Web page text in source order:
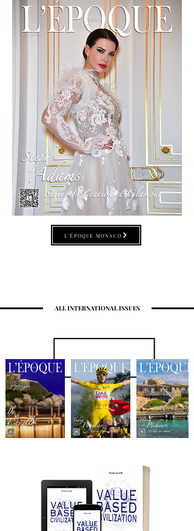
L'ÉPOQUE MONACO
ALL INTERNATIONAL ISSUES